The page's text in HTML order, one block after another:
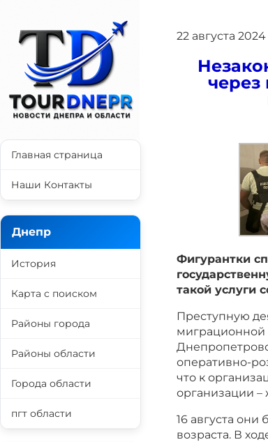
22 августа 2024
через
Фигурантки
такой услуги
Преступную
миграционной
оперативно-
что к
организации –
16 августа
возраста. В
Главная страница
Наши Контакты
Днепр
История
Карта с поиском
Районы города
Районы области
Города области
пгт области